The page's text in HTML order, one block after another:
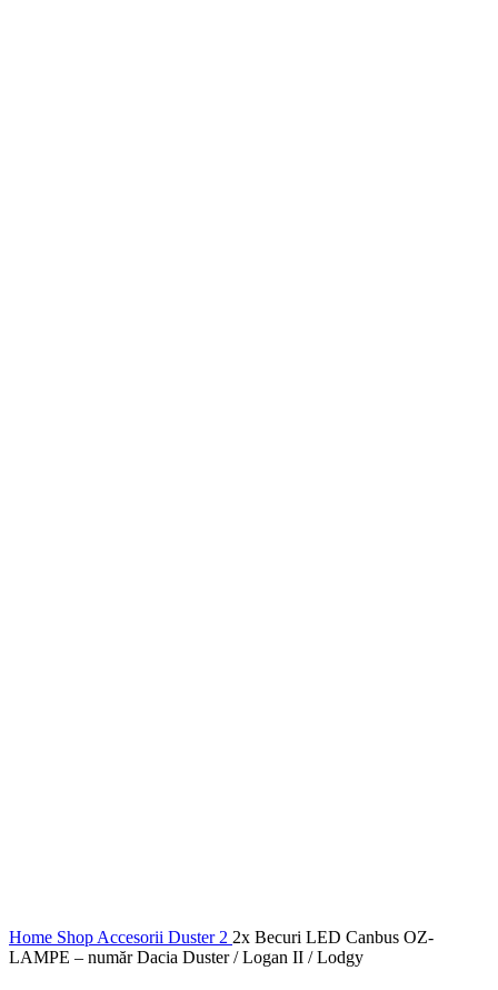
Home Shop Accesorii Duster 2 2x Becuri LED Canbus OZ-
LAMPE – număr Dacia Duster / Logan II / Lodgy